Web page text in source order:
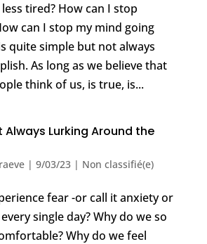
tired? How can I stop
can I stop my mind going
quite simple but not always
As long as we believe that
think of us, is true, is...
Always Lurking Around the
| 9/03/23| Non classifié(e)
fear -or call it anxiety or
single day? Why do we so
Why do we feel